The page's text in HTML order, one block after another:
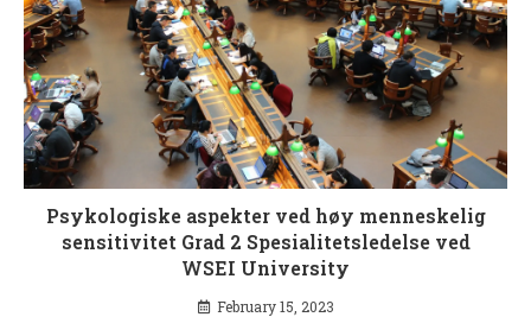
Psykologiske aspekter ved høy menneskelig
sensitivitet Grad 2 Spesialitetsledelse ved
WSEI University
February 15, 2023